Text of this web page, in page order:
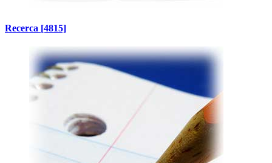
Recerca [4815]